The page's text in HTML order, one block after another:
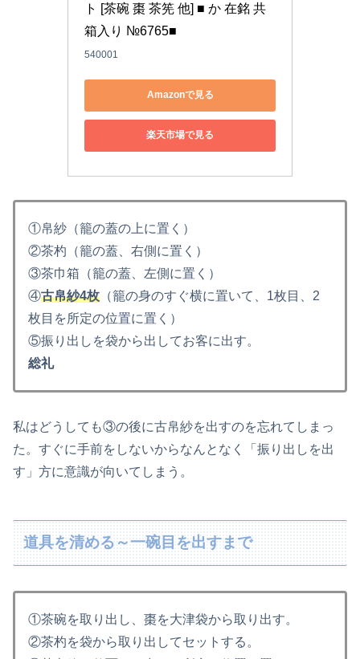
ト [茶碗 棗 茶筅 他] ■ か 在銘 共
箱入り №6765■
540001
Amazonで見る
楽天市場で見る
①帛紗（籠の蓋の上に置く）
②茶杓（籠の蓋、右側に置く）
③茶巾箱（籠の蓋、左側に置く）
④古帛紗4枚 （籠の身のすぐ横に置いて、1枚目、2
枚目を所定の位置に置く）
⑤振り出しを袋から出してお客に出す。
総礼
私はどうしても③の後に古帛紗を出すのを忘れてしまっ
た。すぐに手前をしないからなんとなく「振り出しを出
す」方に意識が向いてしまう。
道具を清める～一碗目を出すまで
①茶碗を取り出し、棗を大津袋から取り出す。
②茶杓を袋から取り出してセットする。